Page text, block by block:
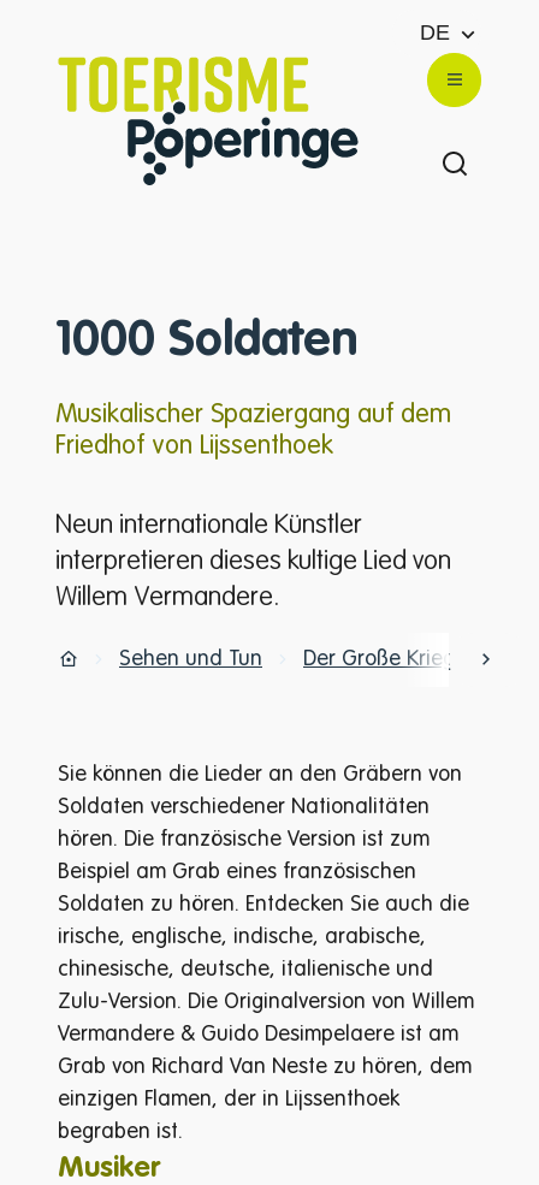
DE
Website
Suche
Menü
1000 Soldaten
Musikalischer Spaziergang auf dem
Friedhof von Lijssenthoek
Neun internationale Künstler
interpretieren dieses kultige Lied von
Willem Vermandere.
Zuhause
Sehen und Tun Der Große Krieg
Sie können die Lieder an den Gräbern von
Soldaten verschiedener Nationalitäten
hören. Die französische Version ist zum
Beispiel am Grab eines französischen
Soldaten zu hören. Entdecken Sie auch die
irische, englische, indische, arabische,
chinesische, deutsche, italienische und
Zulu-Version. Die Originalversion von Willem
Vermandere & Guido Desimpelaere ist am
Grab von Richard Van Neste zu hören, dem
einzigen Flamen, der in Lijssenthoek
begraben ist.
Musiker